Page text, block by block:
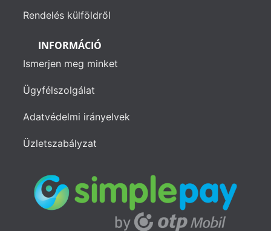
Rendelés külföldről
INFORMÁCIÓ
Ismerjen meg minket
Ügyfélszolgálat
Adatvédelmi irányelvek
Üzletszabályzat